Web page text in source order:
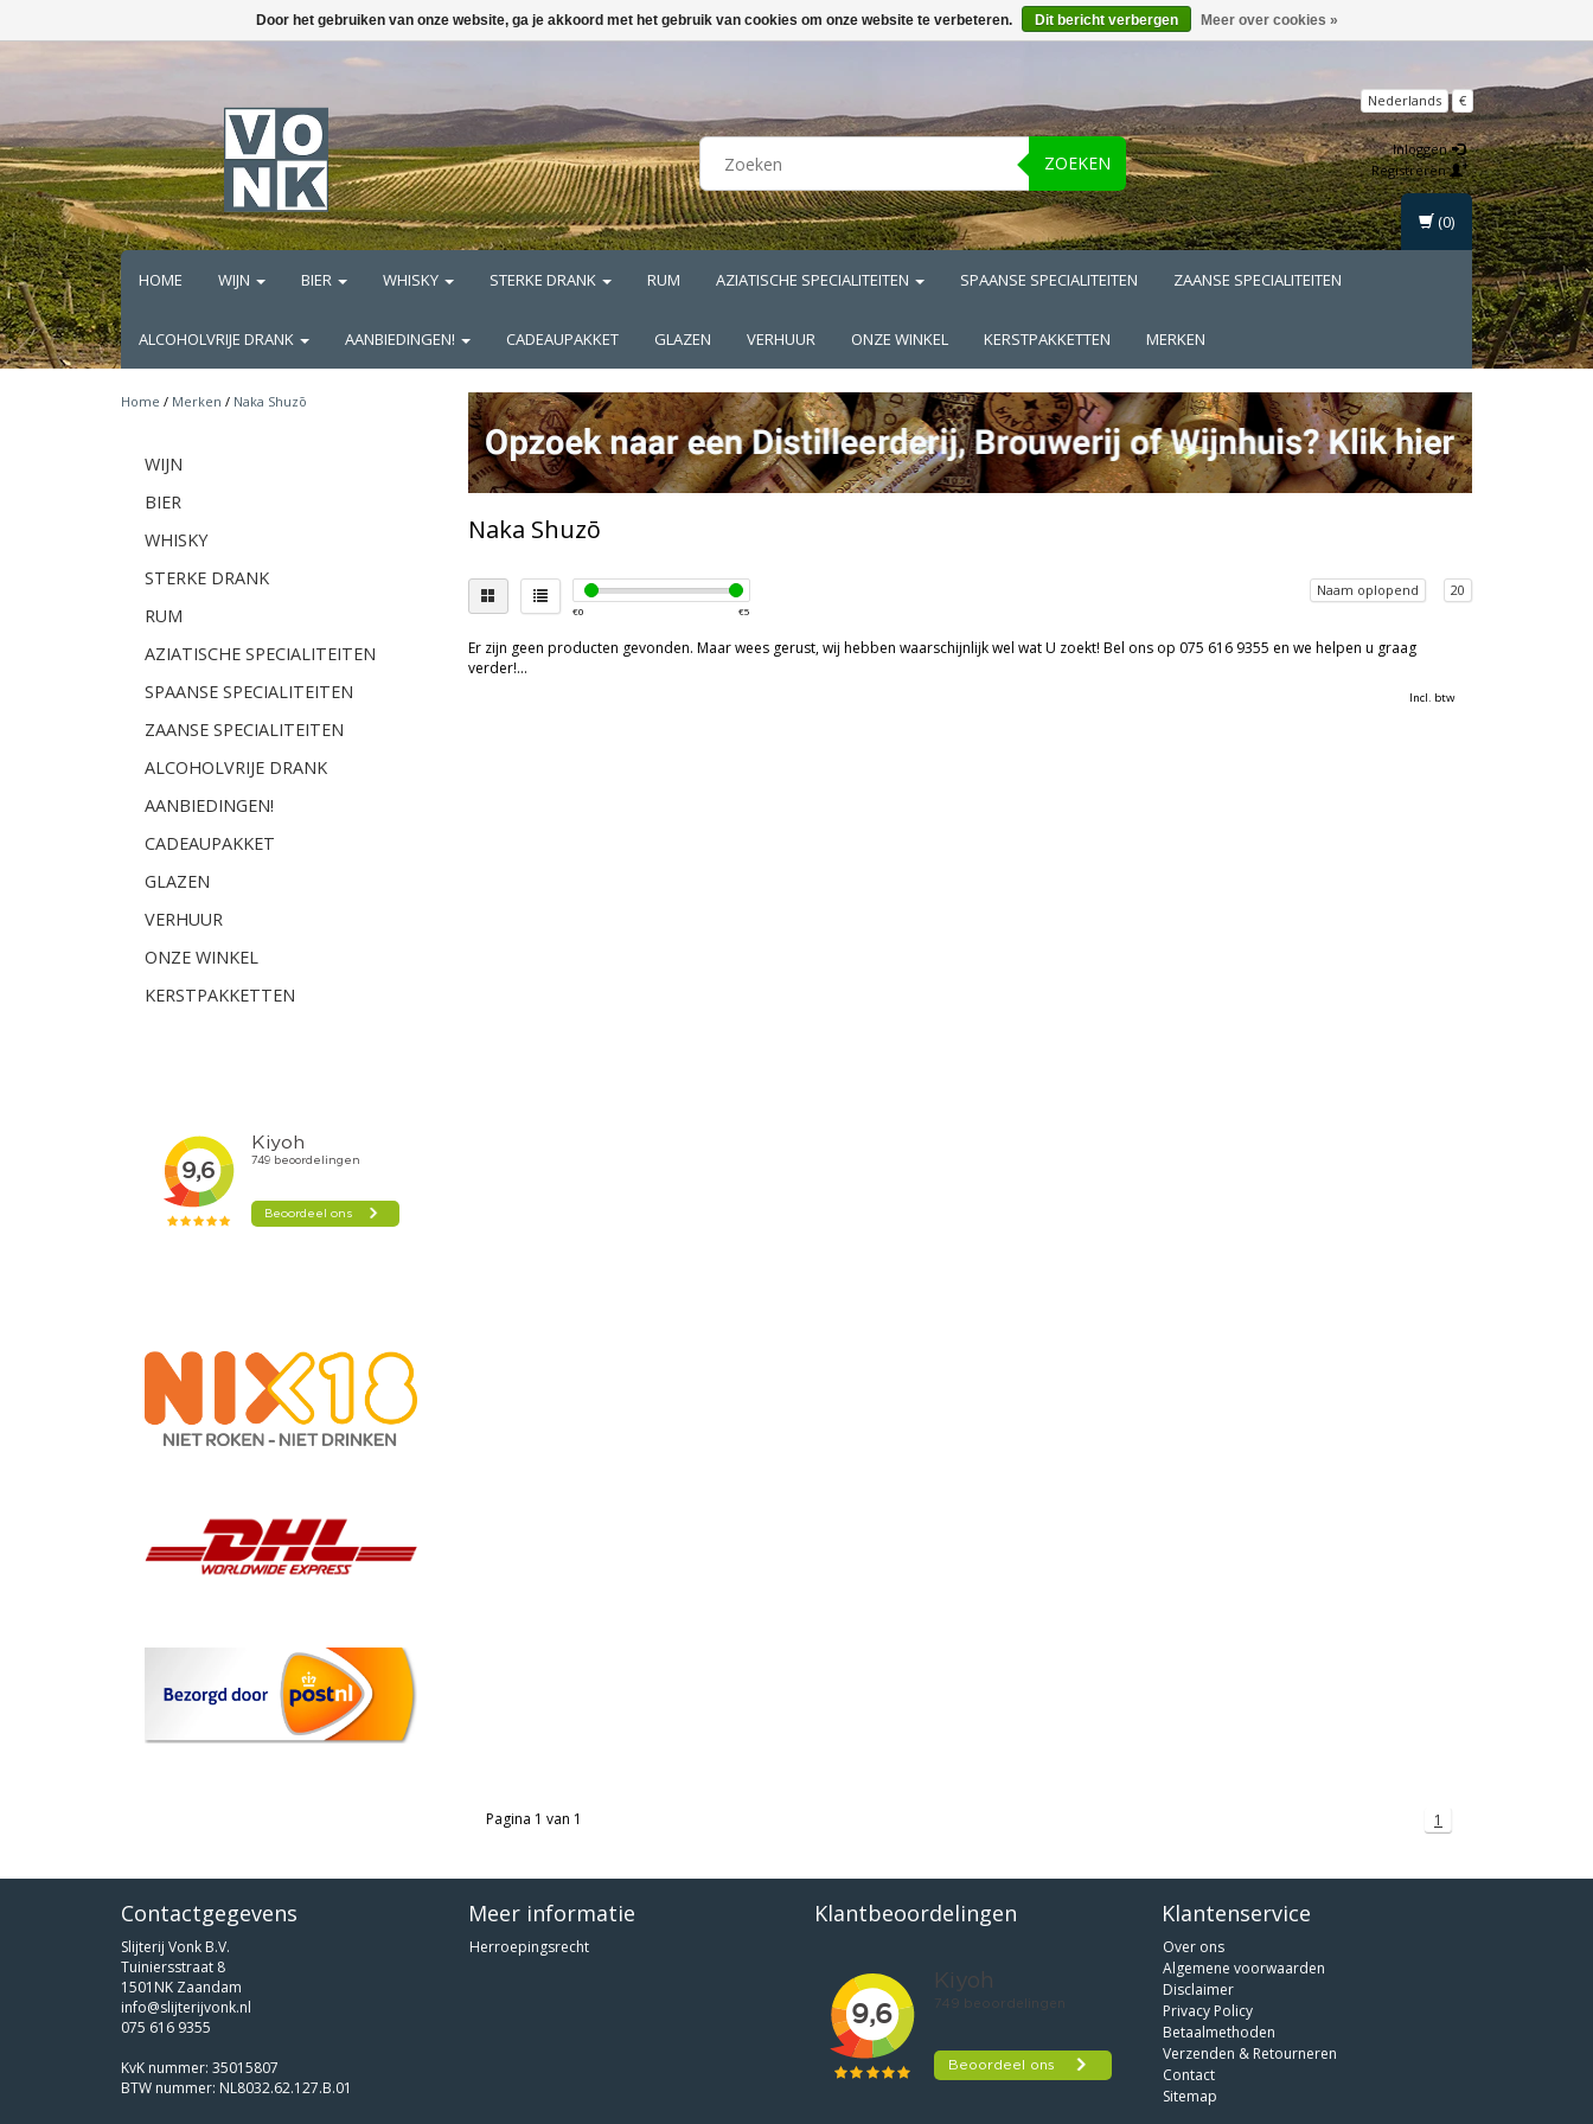
ZOEKEN
Nederlands €
Inloggen
Registreren
HOME WIJN BIER WHISKY STERKE DRANK RUM AZIATISCHE SPECIALITEITEN SPAANSE SPECIALITEITEN ZAANSE SPECIALITEITEN
ALCOHOLVRIJE DRANK AANBIEDINGEN! CADEAUPAKKET GLAZEN VERHUUR ONZE WINKEL KERSTPAKKETTEN MERKEN
(0)
Home / Merken / Naka Shuzō
WIJN
BIER
WHISKY
STERKE DRANK
RUM
AZIATISCHE SPECIALITEITEN
SPAANSE SPECIALITEITEN
ZAANSE SPECIALITEITEN
ALCOHOLVRIJE DRANK
AANBIEDINGEN!
CADEAUPAKKET
GLAZEN
VERHUUR
ONZE WINKEL
KERSTPAKKETTEN
Naka Shuzō
€0 €5
Naam oplopend 20
Er zijn geen producten gevonden. Maar wees gerust, wij hebben waarschijnlijk wel wat U zoekt! Bel ons op 075 616 9355 en we helpen u graag
verder!...
Incl. btw
Pagina 1 van 1 1
Contactgegevens
Slijterij Vonk B.V.
Tuiniersstraat 8
1501NK Zaandam
info@slijterijvonk.nl
075 616 9355
KvK nummer: 35015807
BTW nummer: NL8032.62.127.B.01
Meer informatie
Herroepingsrecht
Klantbeoordelingen Klantenservice
Over ons
Algemene voorwaarden
Disclaimer
Privacy Policy
Betaalmethoden
Verzenden & Retourneren
Contact
Sitemap
Door het gebruiken van onze website, ga je akkoord met het gebruik van cookies om onze website te verbeteren. Dit bericht verbergen Meer over cookies »